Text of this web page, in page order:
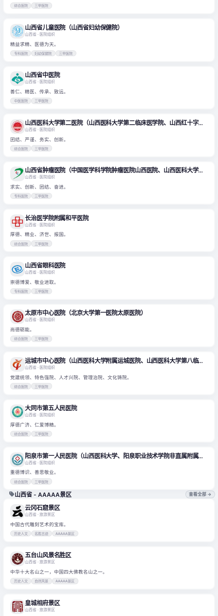
综合医院 三甲医院
山西省儿童医院（山西省妇幼保健院）
山西省· 医院组织
精益求精、医德为天。
专科医院 妇幼保健院 三甲医院
山西省中医院
山西省· 医院组织
善仁、精医、传承、致远。
中医医院 三甲医院
山西医科大学第二医院（山西医科大学第二临床医学院、山西红十字医院）
山西省· 医院组织
团结、严谨、务实、创新。
综合医院 三甲医院
山西省肿瘤医院（中国医学科学院肿瘤医院山西医院、山西医科大学附属肿瘤医院）
山西省· 医院组织
求实、创新、团结、奋进。
专科医院 三甲医院
长治医学院附属和平医院
山西省· 医院组织
厚德、精业、济世、报国。
综合医院 三甲医院
山西省眼科医院
山西省· 医院组织
崇德博爱、敬业进取。
专科医院 三甲医院
太原市中心医院（北京大学第一医院太原医院）
山西省· 医院组织
尚德砺能。
综合医院 三甲医院
运城市中心医院（山西医科大学附属运城医院、山西医科大学第八临床医学院）
山西省· 医院组织
党建统领、特色强院、人才兴院、管理治院、文化铸院。
综合医院 三甲医院
大同市第五人民医院
山西省· 医院组织
厚德广济、仁爱博精。
综合医院 三甲医院
阳泉市第一人民医院（山西医科大学、阳泉职业技术学院非直属附属医院）
山西省· 医院组织
重德博识、善思敬业。
综合医院 三甲医院
山西省 - AAAAA景区 查看全部 →
云冈石窟景区
山西省· 旅游景区
中国古代雕刻艺术的宝库。
历史人文 名胜古迹 AAAAA景区
五台山风景名胜区
山西省· 旅游景区
中华十大名山之一，中国四大佛教名山之一。
历史人文 自然风景 AAAAA景区
皇城相府景区
山西省· 旅游景区